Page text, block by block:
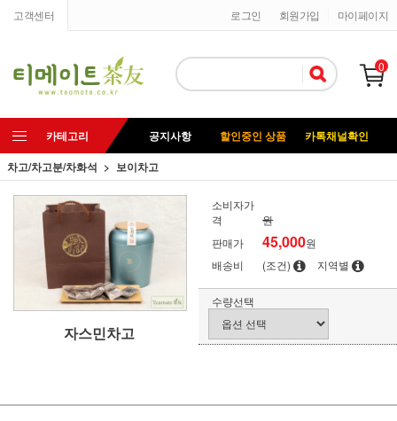
고객센터 마이페이지
회원가입
로그인
0
카테고리 공지사항 할인중인 상품
카톡채널확인
차고/차고분/차화석
보이차고
자스민차고
소비자가
격
원
판매가
45,000원
배송비
(조건) 지역별
수량선택